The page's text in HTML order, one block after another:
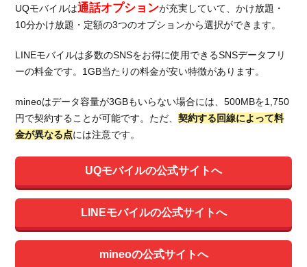
UQモバイルは通話オプションが充実していて、かけ放題・
10分かけ放題・定額の3つのオプションから選択ができます。
LINEモバイルは多数のSNSをお得に使用できるSNSデータフリ
ーの料金です。1GB当たりの料金が安い特徴があります。
mineoはデータ容量が3GBもいらない場合には、500MBを1,750
円で契約することが可能です。ただ、契約する回線によって料
金が異なる点には注意です。
UQモバイルの公式サイトへ
LINEモバイルの公式サイトへ
mineoの公式サイトへ